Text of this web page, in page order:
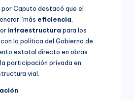
por Caputo destacó que el
“más eficiencia,
infraestructura para los
la política del Gobierno de
estatal directo en obras
participación privada en
vial.